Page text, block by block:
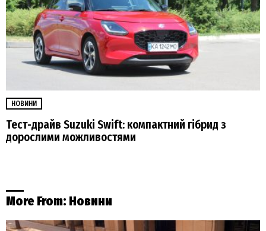
НОВИНИ
Тест-драйв Suzuki Swift: компактний гібрид з
дорослими можливостями
More From: Новини